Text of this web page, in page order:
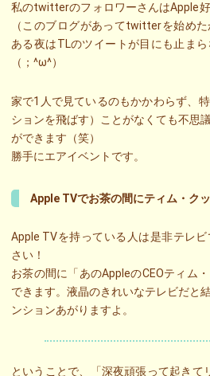
私のtwitterのフォロワーさんはApple
（このブログがあってtwitterを始め
ある夜はTLのツイートが目にも止ま
（；^ω^）
家で1人で見ているのもかかわらず、
ションを飛ばす）ことがなくても不思
ができます（笑）
勝手にエアイベントです。
Apple TVでお茶の間にティム・ク
Apple TVを持っている人は是非テレ
さい！
お茶の間に「あのAppleのCEOティム
できます。液晶のきれいなテレビだ
ンションあがりますよ。
ということで、「深夜頑張って起きて